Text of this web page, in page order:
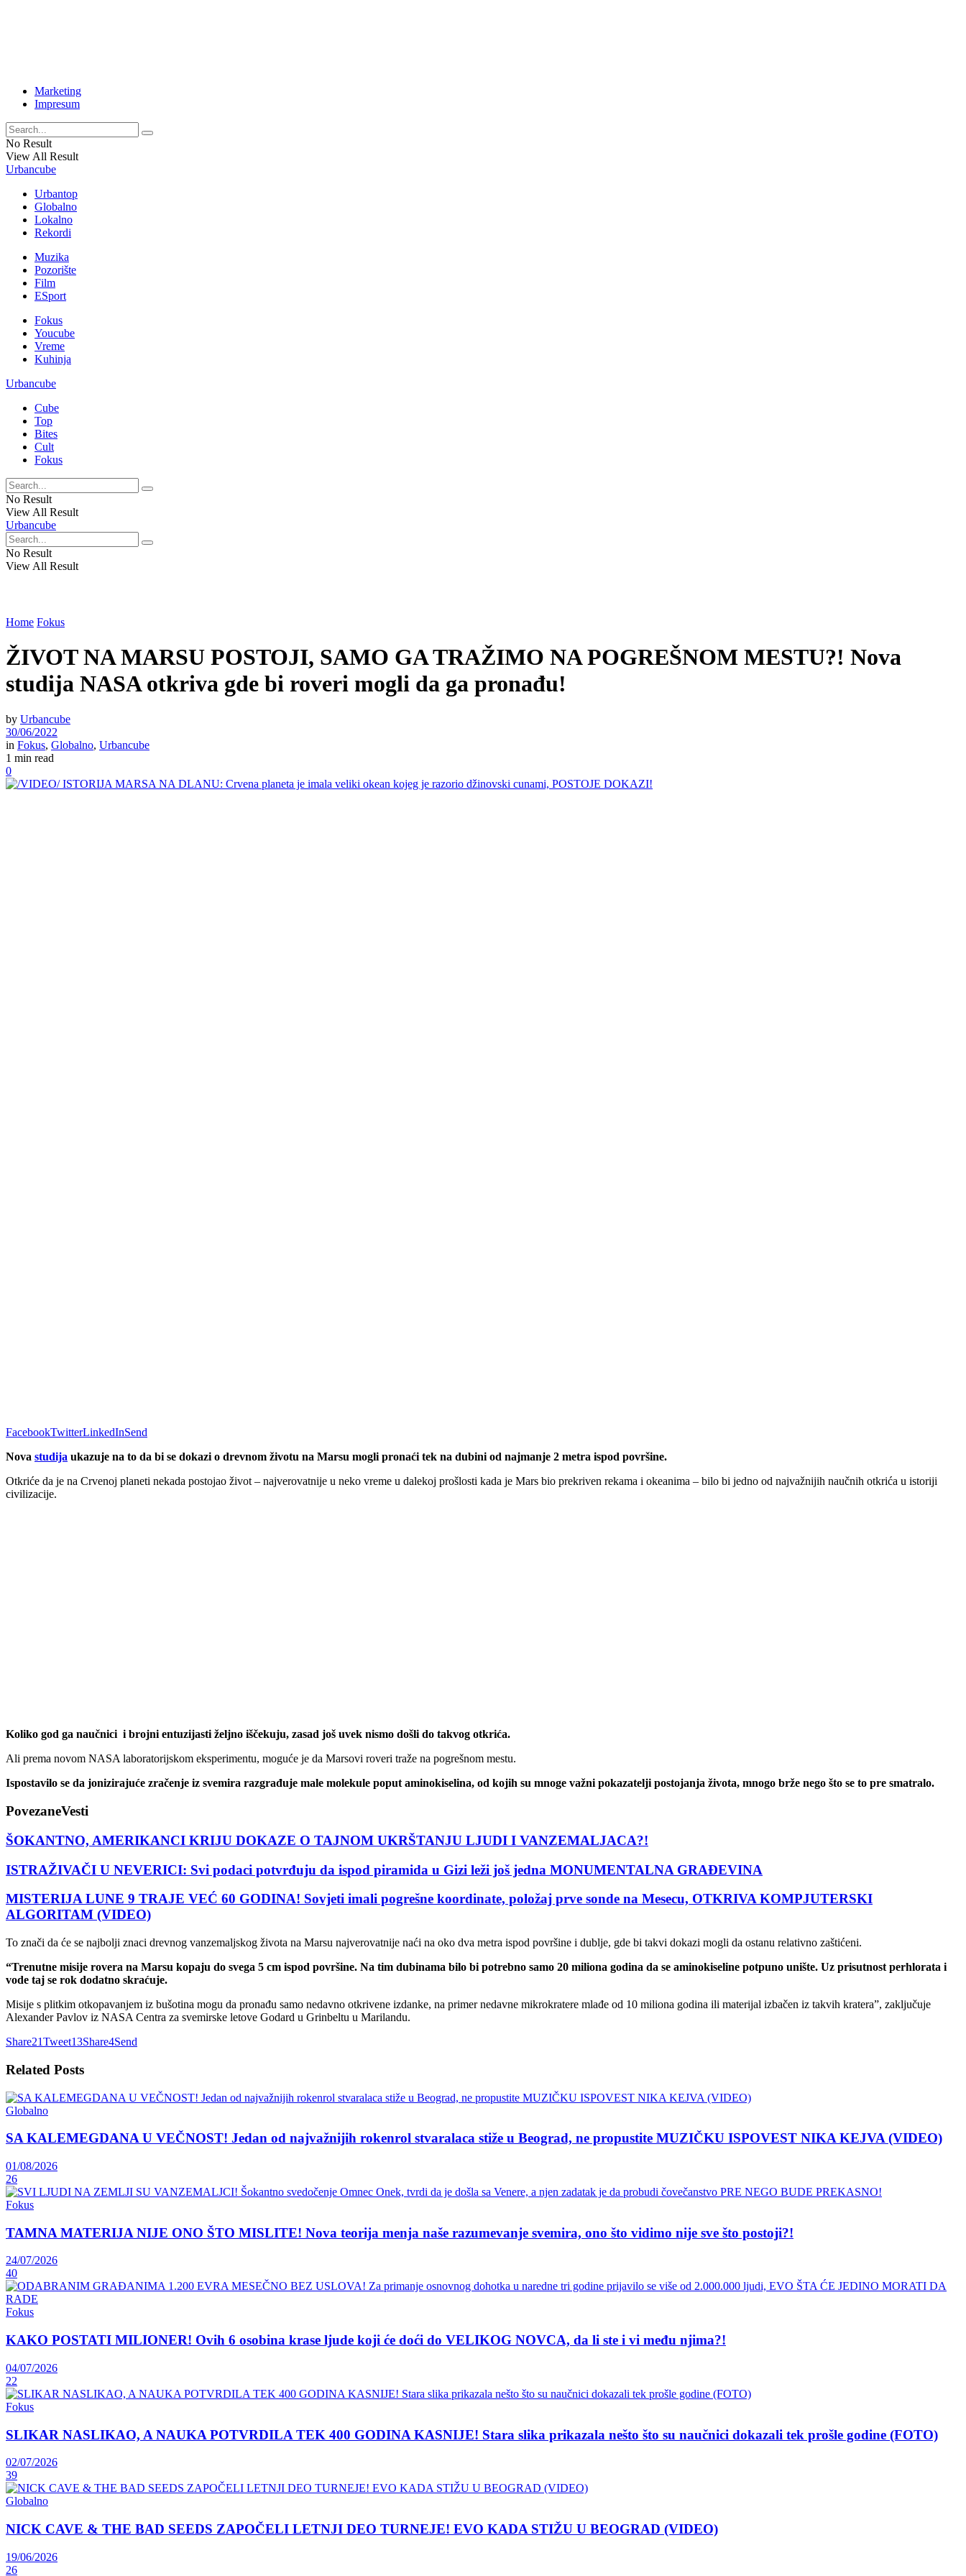
Marketing
Impresum
No Result
View All Result
Urbancube
Urbantop
Globalno
Lokalno
Rekordi
Muzika
Pozorište
Film
ESport
Fokus
Youcube
Vreme
Kuhinja
Urbancube
Cube
Top
Bites
Cult
Fokus
No Result
View All Result
Urbancube
No Result
View All Result
Home Fokus
ŽIVOT NA MARSU POSTOJI, SAMO GA TRAŽIMO NA POGREŠNOM MESTU?! Nova
studija NASA otkriva gde bi roveri mogli da ga pronađu!
by Urbancube
30/06/2022
in Fokus, Globalno, Urbancube
1 min read
0
FacebookTwitterLinkedInSend
Nova studija ukazuje na to da bi se dokazi o drevnom životu na Marsu mogli pronaći tek na dubini od najmanje 2 metra ispod površine.
Otkriće da je na Crvenoj planeti nekada postojao život – najverovatnije u neko vreme u dalekoj prošlosti kada je Mars bio prekriven rekama i okeanima – bilo bi jedno od najvažnijih naučnih otkrića u istoriji
civilizacije.
Koliko god ga naučnici i brojni entuzijasti željno iščekuju, zasad još uvek nismo došli do takvog otkrića.
Ali prema novom NASA laboratorijskom eksperimentu, moguće je da Marsovi roveri traže na pogrešnom mestu.
Ispostavilo se da jonizirajuće zračenje iz svemira razgrađuje male molekule poput aminokiselina, od kojih su mnoge važni pokazatelji postojanja života, mnogo brže nego što se to pre smatralo.
PovezaneVesti
ŠOKANTNO, AMERIKANCI KRIJU DOKAZE O TAJNOM UKRŠTANJU LJUDI I VANZEMALJACA?!
ISTRAŽIVAČI U NEVERICI: Svi podaci potvrđuju da ispod piramida u Gizi leži još jedna MONUMENTALNA GRAĐEVINA
MISTERIJA LUNE 9 TRAJE VEĆ 60 GODINA! Sovjeti imali pogrešne koordinate, položaj prve sonde na Mesecu, OTKRIVA KOMPJUTERSKI
ALGORITAM (VIDEO)
To znači da će se najbolji znaci drevnog vanzemaljskog života na Marsu najverovatnije naći na oko dva metra ispod površine i dublje, gde bi takvi dokazi mogli da ostanu relativno zaštićeni.
“Trenutne misije rovera na Marsu kopaju do svega 5 cm ispod površine. Na tim dubinama bilo bi potrebno samo 20 miliona godina da se aminokiseline potpuno unište. Uz prisutnost perhlorata i
vode taj se rok dodatno skraćuje.
Misije s plitkim otkopavanjem iz bušotina mogu da pronađu samo nedavno otkrivene izdanke, na primer nedavne mikrokratere mlađe od 10 miliona godina ili materijal izbačen iz takvih kratera”, zaključuje
Alexander Pavlov iz NASA Centra za svemirske letove Godard u Grinbeltu u Marilandu.
Share21Tweet13Share4Send
Related Posts
Globalno
SA KALEMEGDANA U VEČNOST! Jedan od najvažnijih rokenrol stvaralaca stiže u Beograd, ne propustite MUZIČKU ISPOVEST NIKA KEJVA (VIDEO)
01/08/2026
26
Fokus
TAMNA MATERIJA NIJE ONO ŠTO MISLITE! Nova teorija menja naše razumevanje svemira, ono što vidimo nije sve što postoji?!
24/07/2026
40
Fokus
KAKO POSTATI MILIONER! Ovih 6 osobina krase ljude koji će doći do VELIKOG NOVCA, da li ste i vi među njima?!
04/07/2026
22
Fokus
SLIKAR NASLIKAO, A NAUKA POTVRDILA TEK 400 GODINA KASNIJE! Stara slika prikazala nešto što su naučnici dokazali tek prošle godine (FOTO)
02/07/2026
39
Globalno
NICK CAVE & THE BAD SEEDS ZAPOČELI LETNJI DEO TURNEJE! EVO KADA STIŽU U BEOGRAD (VIDEO)
19/06/2026
26